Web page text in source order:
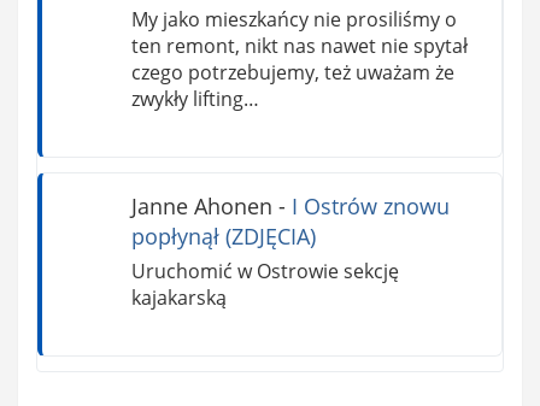
My jako mieszkańcy nie prosiliśmy o
ten remont, nikt nas nawet nie spytał
czego potrzebujemy, też uważam że
zwykły lifting…
Janne Ahonen - I Ostrów znowu
popłynął (ZDJĘCIA)
Uruchomić w Ostrowie sekcję
kajakarską